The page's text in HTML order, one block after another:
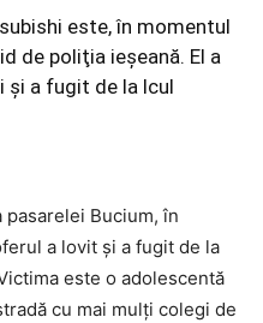
este, în momentul
de poliţia ieşeană. El a
şi a fugit de la lcul
Bucium, în
a lovit şi a fugit de la
este o adolescentă
cu mai mulţi colegi de